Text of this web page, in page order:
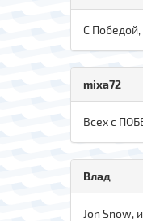
С
mixa72
Всех с
Влад
Jon Snow,